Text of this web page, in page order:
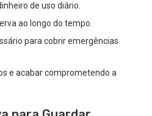
de uso diário.
ao longo do tempo.
para cobrir emergências
e acabar comprometendo a